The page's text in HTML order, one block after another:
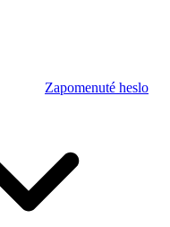
Zapomenuté heslo